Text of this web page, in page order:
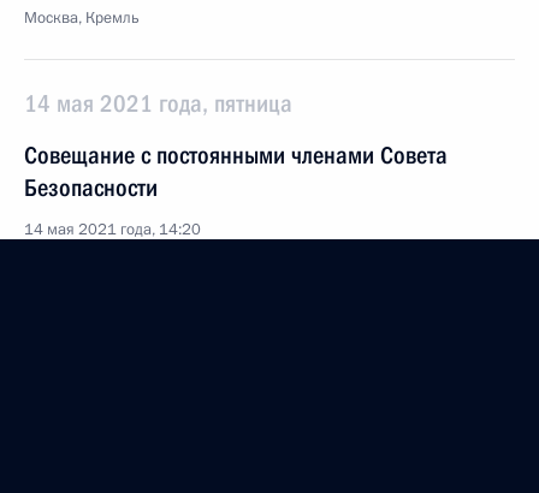
Москва, Кремль
14 мая 2021 года, пятница
Совещание с постоянными членами Совета
Безопасности
14 мая 2021 года, 14:20